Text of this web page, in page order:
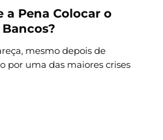
a Pena Colocar o
mesmo depois de
por uma das maiores crises